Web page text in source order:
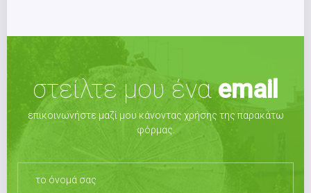
στείλτε μου έναemail
επικοινωνήστε μαζί μου κάνοντας χρήσης της παρακάτω
φόρμας.